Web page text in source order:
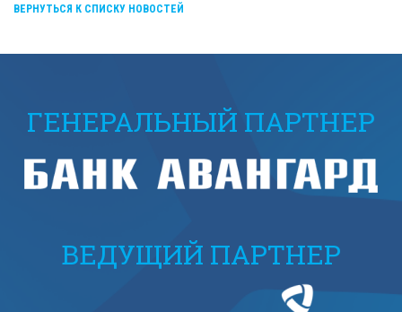
ВЕРНУТЬСЯ К СПИСКУ НОВОСТЕЙ
ГЕНЕРАЛЬНЫЙ ПАРТНЕР
ВЕДУЩИЙ ПАРТНЕР